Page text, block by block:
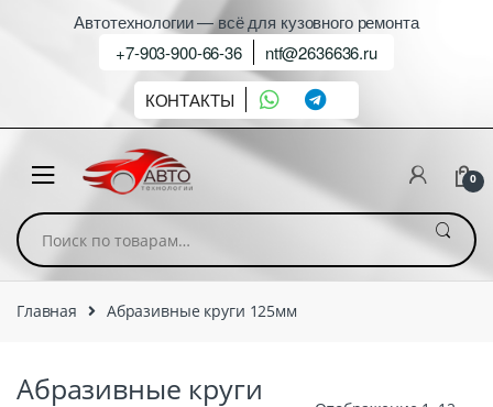
Автотехнологии — всё для кузовного ремонта
+7-903-900-66-36
ntf@2636636.ru
КОНТАКТЫ
0
Искать:
Главная Абразивные круги 125мм
Абразивные круги